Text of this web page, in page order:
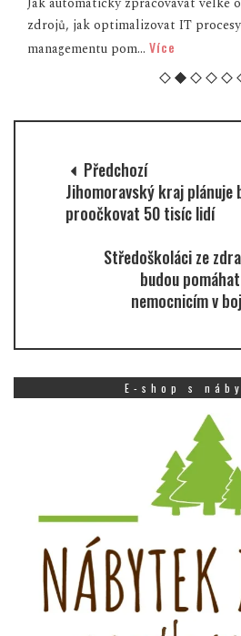
zdrojů, jak optimalizovat IT
managementu pom... Více
Předchozí
Jihomoravský kraj plánuje
proočkovat 50 tisíc lidí
Středoškoláci ze
budou
nemocnicím v
E-shop s